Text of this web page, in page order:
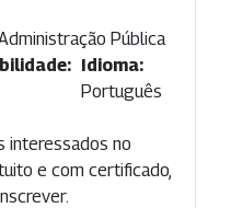
Pública
Idioma:
Português
interessados no
e com certificado,